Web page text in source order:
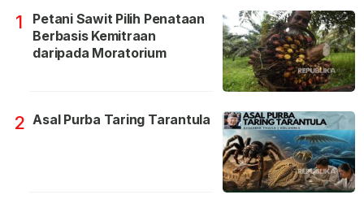
1
Petani Sawit Pilih Penataan
Berbasis Kemitraan
daripada Moratorium
2 Asal Purba Taring Tarantula